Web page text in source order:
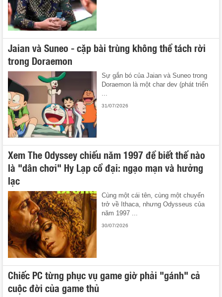
Jaian và Suneo - cặp bài trùng không thể tách rời
trong Doraemon
Sự gắn bó của Jaian và Suneo trong
Doraemon là một char dev (phát triển
31/07/2026
Xem The Odyssey chiếu năm 1997 để biết thế nào
là "dân chơi" Hy Lạp cổ đại: ngạo mạn và hưởng
lạc
Cùng một cái tên, cùng một chuyến
trở về Ithaca, nhưng Odysseus của
năm 1997 ...
30/07/2026
Chiếc PC từng phục vụ game giờ phải "gánh" cả
cuộc đời của game thủ